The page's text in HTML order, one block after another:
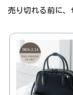
売り切れる前に、